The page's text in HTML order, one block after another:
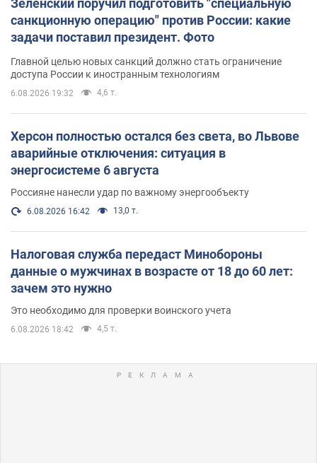
Зеленский поручил подготовить "специальную
санкционную операцию" против России: какие
задачи поставил президент. Фото
Главной целью новых санкций должно стать ограничение
доступа России к иностранным технологиям
6.08.2026 19:32 4,6 т.
Херсон полностью остался без света, во Львове
аварийные отключения: ситуация в
энергосистеме 6 августа
Россияне нанесли удар по важному энергообъекту
6.08.2026 16:42 13,0 т.
Налоговая служба передаст Минобороны
данные о мужчинах в возрасте от 18 до 60 лет:
зачем это нужно
Это необходимо для проверки воинского учета
6.08.2026 18:42 4,5 т.